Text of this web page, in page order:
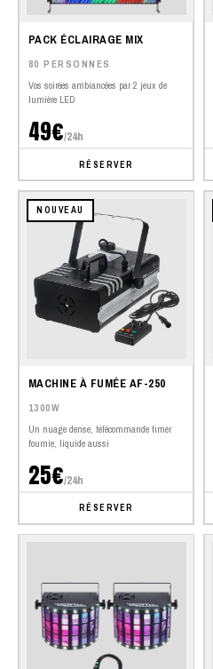
PACK ÉCLAIRAGE MIX
80 PERSONNES
Vos soirées ambiancées par 2 jeux de
lumière LED
49€/24h
RÉSERVER
NOUVEAU
MACHINE À FUMÉE AF-250
1300W
Un nuage dense, télécommande timer
fournie, liquide aussi
25€/24h
RÉSERVER